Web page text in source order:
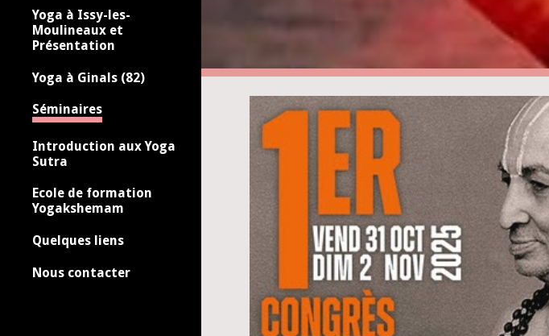
Yoga à Issy-les-
Moulineaux et
Présentation
Yoga à Ginals (82)
Séminaires
Introduction aux Yoga
Sutra
Ecole de formation
Yogakshemam
Quelques liens
Nous contacter